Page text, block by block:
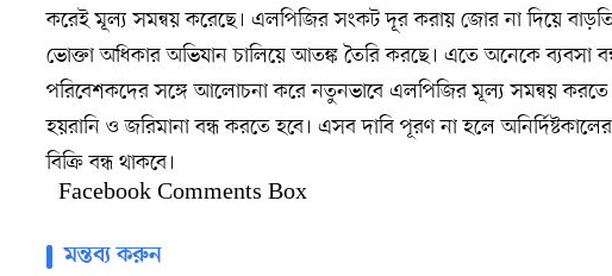
করেই মূল্য সমন্বয় করেছে। এলপিজির সংকট দূর করায় জোর না দিয়ে বাড়তি
ভোক্তা অধিকার অভিযান চালিয়ে আতঙ্ক তৈরি করছে। এতে অনেকে ব্যবসা
পরিবেশকদের সঙ্গে আলোচনা করে নতুনভাবে এলপিজির মূল্য সমন্বয় করতে
হয়রানি ও জরিমানা বন্ধ করতে হবে। এসব দাবি পূরণ না হলে
বিক্রি বন্ধ থাকবে।
Facebook Comments Box
মন্তব্য করুন